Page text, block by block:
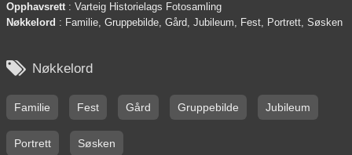
Opphavsrett: Varteig Historielags Fotosamling
Nøkkelord : Familie, Gruppebilde, Gård, Jubileum, Fest, Portrett, Søsken
 Nøkkelord
Familie Fest Gård Gruppebilde Jubileum
Portrett Søsken